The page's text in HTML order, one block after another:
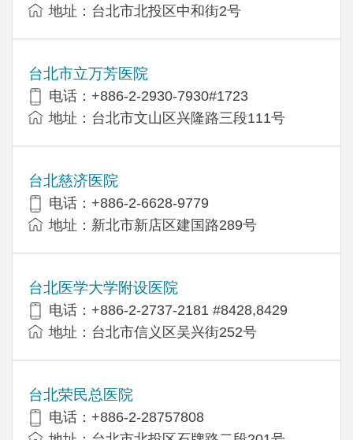
地址：台北市北投区中和街2号
台北市立万芳医院
电话：+886-2-2930-7930#1723
地址：台北市文山区兴隆路三段111号
台北慈济医院
电话：+886-2-6628-9779
地址：新北市新店区建国路289号
台北医学大学附设医院
电话：+886-2-2737-2181 #8428,8429
地址：台北市信义区吴兴街252号
台北荣民总医院
电话：+886-2-28757808